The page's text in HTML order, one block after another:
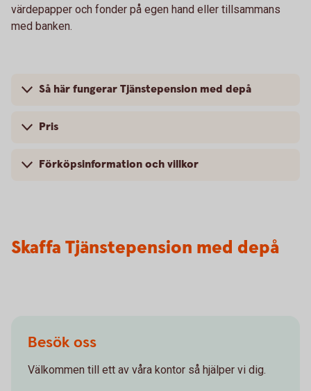
värdepapper och fonder på egen hand eller tillsammans
med banken.
Så här fungerar Tjänstepension med depå
Pris
Förköpsinformation och villkor
Skaffa Tjänstepension med depå
Besök oss
Välkommen till ett av våra kontor så hjälper vi dig.